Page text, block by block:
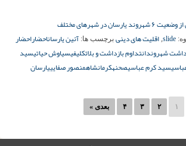
یارسان در شهرهای مختلف
slide
, اقلیت های دینی برچسب ها: آئین یارساناحضاراحضار
شهروندانتداوم بازداشت و بلاتکلیفیسیاوش حیاتیسید
سید کرم عباسیصحنهکرمانشاهمنصور صفایییارسان
۱ ۲ ۳ ۴ بعدی »